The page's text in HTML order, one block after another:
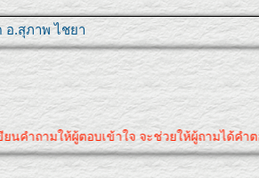
อ.สุภาพ ไชยา
ยนคำถามให้ผู้ตอบเข้าใจ จะช่วยให้ผู้ถามได้ค